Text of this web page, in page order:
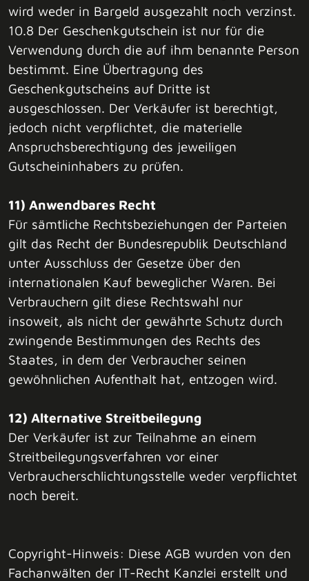
wird weder in Bargeld ausgezahlt noch verzinst.
10.8 Der Geschenkgutschein ist nur für die
Verwendung durch die auf ihm benannte Person
bestimmt. Eine Übertragung des
Geschenkgutscheins auf Dritte ist
ausgeschlossen. Der Verkäufer ist berechtigt,
jedoch nicht verpflichtet, die materielle
Anspruchsberechtigung des jeweiligen
Gutscheininhabers zu prüfen.
11) Anwendbares Recht
Für sämtliche Rechtsbeziehungen der Parteien
gilt das Recht der Bundesrepublik Deutschland
unter Ausschluss der Gesetze über den
internationalen Kauf beweglicher Waren. Bei
Verbrauchern gilt diese Rechtswahl nur
insoweit, als nicht der gewährte Schutz durch
zwingende Bestimmungen des Rechts des
Staates, in dem der Verbraucher seinen
gewöhnlichen Aufenthalt hat, entzogen wird.
12) Alternative Streitbeilegung
Der Verkäufer ist zur Teilnahme an einem
Streitbeilegungsverfahren vor einer
Verbraucherschlichtungsstelle weder verpflichtet
noch bereit.
Copyright-Hinweis: Diese AGB wurden von den
Fachanwälten der IT-Recht Kanzlei erstellt und